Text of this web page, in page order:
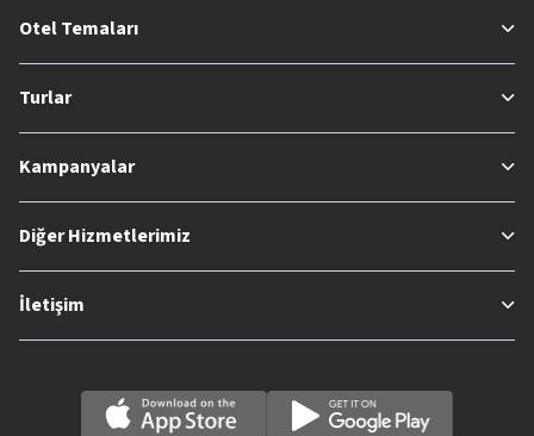
Otel Temaları
Turlar
Kampanyalar
Diğer Hizmetlerimiz
İletişim